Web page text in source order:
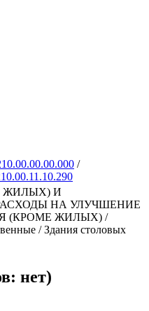
/
ЖИЛЫХ) И
НА УЛУЧШЕНИЕ
(КРОМЕ ЖИЛЫХ) /
/ Здания столовых
нет)